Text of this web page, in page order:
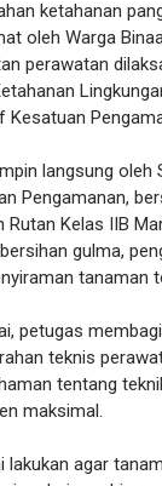
ketahanan
oleh Warga
perawatan
Kesatuan
langsung oleh
Pengamanan,
Rutan Kelas IIB
gulma,
tanaman
petugas
teknis
tentang
maksimal.
lakukan agar